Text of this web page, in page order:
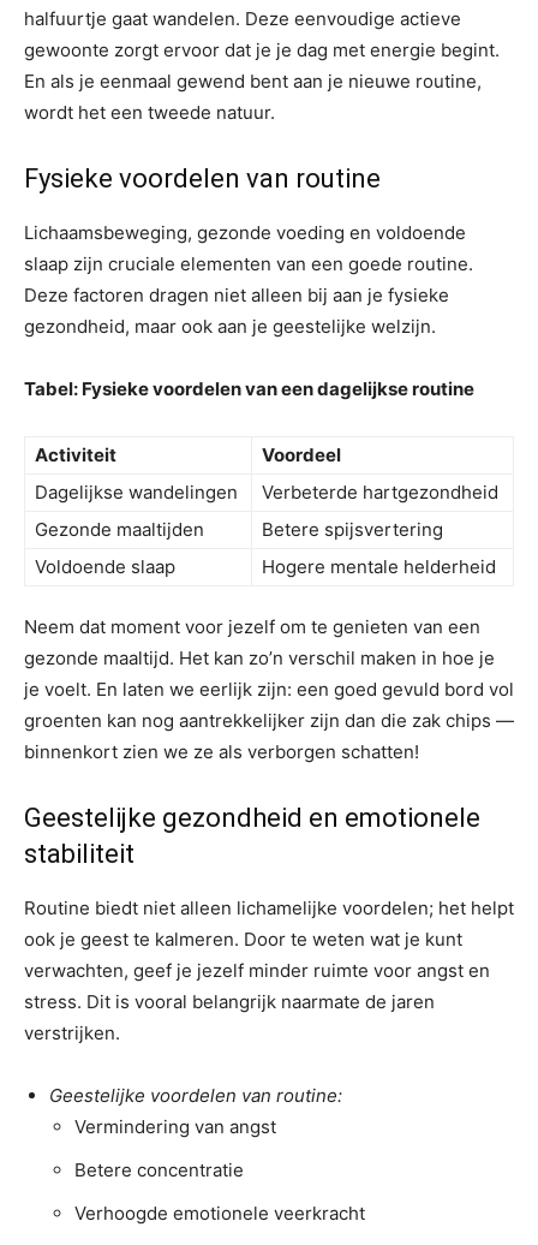
halfuurtje gaat wandelen. Deze eenvoudige actieve
gewoonte zorgt ervoor dat je je dag met energie begint.
En als je eenmaal gewend bent aan je nieuwe routine,
wordt het een tweede natuur.
Fysieke voordelen van routine
Lichaamsbeweging, gezonde voeding en voldoende
slaap zijn cruciale elementen van een goede routine.
Deze factoren dragen niet alleen bij aan je fysieke
gezondheid, maar ook aan je geestelijke welzijn.
Tabel: Fysieke voordelen van een dagelijkse routine
Activiteit
Voordeel
Dagelijkse wandelingen
Verbeterde hartgezondheid
Gezonde maaltijden
Betere spijsvertering
Voldoende slaap
Hogere mentale helderheid
Neem dat moment voor jezelf om te genieten van een
gezonde maaltijd. Het kan zo’n verschil maken in hoe je
je voelt. En laten we eerlijk zijn: een goed gevuld bord vol
groenten kan nog aantrekkelijker zijn dan die zak chips —
binnenkort zien we ze als verborgen schatten!
Geestelijke gezondheid en emotionele
stabiliteit
Routine biedt niet alleen lichamelijke voordelen; het helpt
ook je geest te kalmeren. Door te weten wat je kunt
verwachten, geef je jezelf minder ruimte voor angst en
stress. Dit is vooral belangrijk naarmate de jaren
verstrijken.
Geestelijke voordelen van routine:
Vermindering van angst
Betere concentratie
Verhoogde emotionele veerkracht